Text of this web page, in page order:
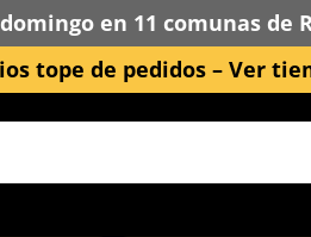
en 11 comunas de
tope de pedidos – Ver